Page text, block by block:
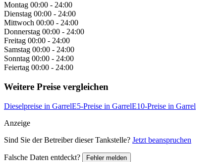
Montag 00:00 - 24:00
Dienstag 00:00 - 24:00
Mittwoch 00:00 - 24:00
Donnerstag 00:00 - 24:00
Freitag 00:00 - 24:00
Samstag 00:00 - 24:00
Sonntag 00:00 - 24:00
Feiertag 00:00 - 24:00
Weitere Preise vergleichen
Dieselpreise in GarrelE5-Preise in GarrelE10-Preise in Garrel
Anzeige
Sind Sie der Betreiber dieser Tankstelle? Jetzt beanspruchen
Falsche Daten entdeckt? Fehler melden